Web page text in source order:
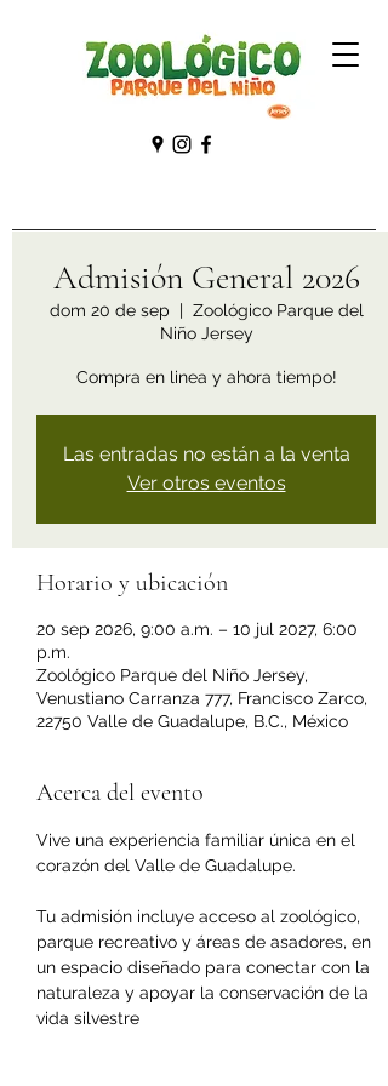
Admisión General 2026
dom 20 de sep
  |
Zoológico Parque del
Niño Jersey
Compra en linea y ahora tiempo!
Las entradas no están a la venta
Ver otros eventos
Horario y ubicación
20 sep 2026, 9:00 a.m. – 10 jul 2027, 6:00
p.m.
Zoológico Parque del Niño Jersey,
Venustiano Carranza 777, Francisco Zarco,
22750 Valle de Guadalupe, B.C., México
Acerca del evento
Vive una experiencia familiar única en el
corazón del Valle de Guadalupe.
Tu admisión incluye acceso al zoológico,
parque recreativo y áreas de asadores, en
un espacio diseñado para conectar con la
naturaleza y apoyar la conservación de la
vida silvestre